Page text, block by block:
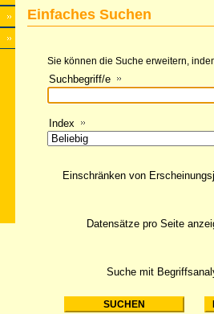
Einfaches Suchen
Sie können die Suche erweitern,
Suchbegriff/e
Index
Suche mit
Einschränken von
Datensätze pro Seite